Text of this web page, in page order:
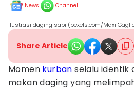
News Channel
Ilustrasi daging sapi (pexels.com/Maxi
Share Article
Momen kurban selalu identik
makan daging yang